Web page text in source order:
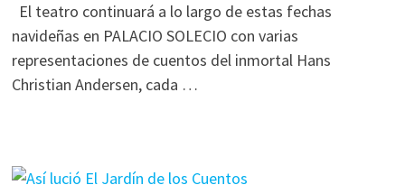
El teatro continuará a lo largo de estas fechas
navideñas en PALACIO SOLECIO con varias
representaciones de cuentos del inmortal Hans
Christian Andersen, cada …